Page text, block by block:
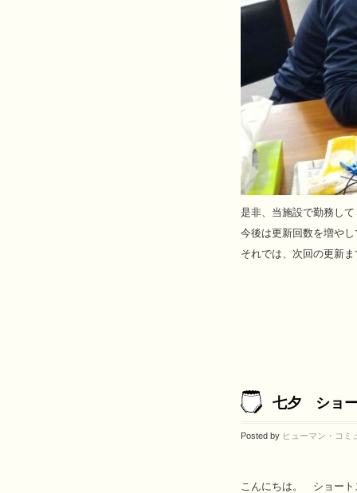
是非、当施設で勤務し
今後は更新回数を増や
それでは、次回の更新
七夕 ショ
Posted by ヒューマン・コミ
こんにちは。 ショート